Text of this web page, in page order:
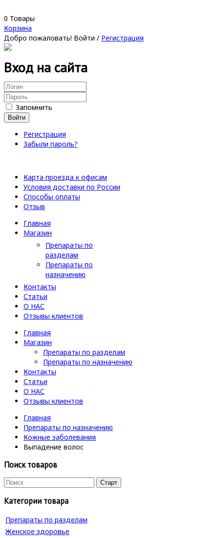
0 Товары
Корзина
Добро пожаловать! Войти / Регистрация
Вход на сайта
Запомнить
Войти
Регистрация
Забыли пароль?
Карта проезда к офисам
Условия доставки по России
Способы оплаты
Отзыв
Главная
Магазин
Препараты по
разделам
Препараты по
назначению
Контакты
Статьи
О НАС
Отзывы клиентов
Главная
Магазин
Препараты по разделам
Препараты по назначению
Контакты
Статьи
О НАС
Отзывы клиентов
Главная
Препараты по назначению
Кожные заболевания
Выпадение волос
Поиск товаров
Категории товара
Препараты по разделам
Женское здоровье